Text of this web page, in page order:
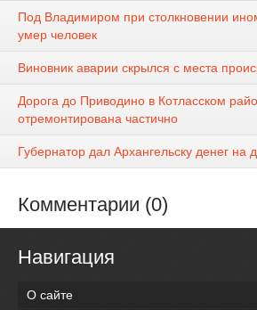
Под Владимиром при столкновении
умер человек
Виновник аварии скрылся с места
Дорога до Приводино в Котласском
отремонтирована частично
Губернатор дал Архангельску денег на
Комментарии (0)
Навигация
О сайте